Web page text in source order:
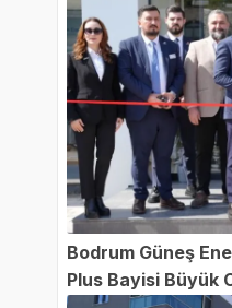
Bodrum Güneş
Plus Bayisi Büyük